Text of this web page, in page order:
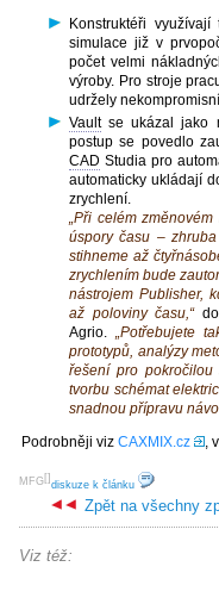
Konstruktéři
simulace již v
počet velmi
výroby. Pro stroje
udržely
Vaultse ukázal jako
postup se povedlo
CAD Studia pro
automaticky ukládají
zrychlení.
„Při celém
úspory času –
stihneme až
zrychlením bude
nástrojem Publisher,
až poloviny času,“
Agrio.
„Potřebujete
prototypů, analýzy
řešení pro pokročilou
tvorbu schémat
snadnou přípravu
Podrobněji viz CAXMIX.cz ,
[
MFG ]
diskuze k článku
Zpět na všechny
Viz též: